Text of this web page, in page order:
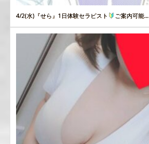
4/2(水)『せら』1日体験セラピスト ご案内可能...